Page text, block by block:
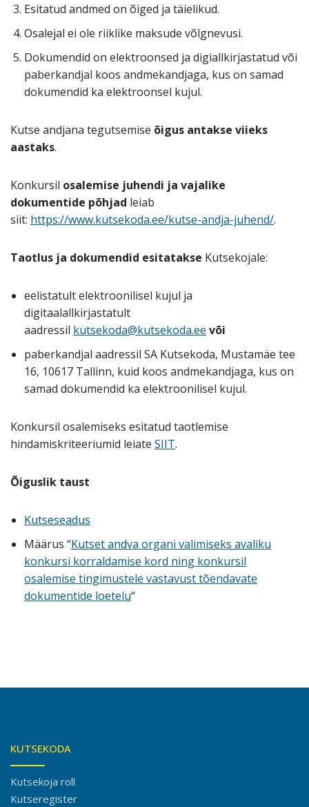
Esitatud andmed on õiged ja täielikud.
Osalejal ei ole riiklike maksude võlgnevusi.
Dokumendid on elektroonsed ja digiallkirjastatud või
paberkandjal koos andmekandjaga, kus on samad
dokumendid ka elektroonsel kujul.
Kutse andjana tegutsemise õigus antakse viieks
aastaks.
Konkursil osalemise juhendi ja vajalike
dokumentide põhjad leiab
siit: https://www.kutsekoda.ee/kutse-andja-juhend/.
Taotlus ja dokumendid esitatakse Kutsekojale:
eelistatult elektroonilisel kujul ja
digitaalallkirjastatult
aadressil kutsekoda@kutsekoda.ee või
paberkandjal aadressil SA Kutsekoda, Mustamäe tee
16, 10617 Tallinn, kuid koos andmekandjaga, kus on
samad dokumendid ka elektroonilisel kujul.
Konkursil osalemiseks esitatud taotlemise
hindamiskriteeriumid leiate SIIT.
Õiguslik taust
Kutseseadus
Määrus “Kutset andva organi valimiseks avaliku
konkursi korraldamise kord ning konkursil
osalemise tingimustele vastavust tõendavate
dokumentide loetelu“
KUTSEKODA
Kutsekoja roll
Kutseregister